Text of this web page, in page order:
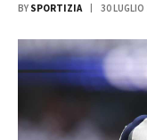
BY SPORTIZIA 30